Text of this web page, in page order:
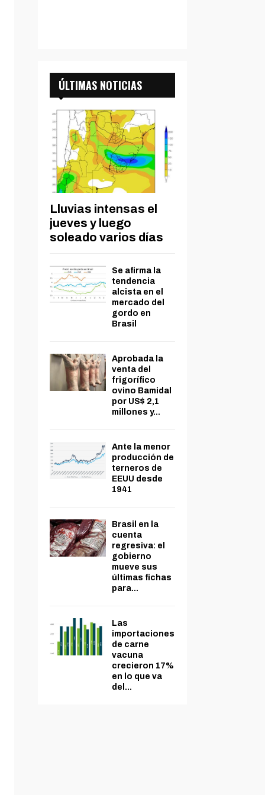
ÚLTIMAS NOTICIAS
Lluvias intensas el
jueves y luego
soleado varios días
Se afirma la
tendencia
alcista en el
mercado del
gordo en
Brasil
Aprobada la
venta del
frigorífico
ovino Bamidal
por US$ 2,1
millones y...
Ante la menor
producción de
terneros de
EEUU desde
1941
Brasil en la
cuenta
regresiva: el
gobierno
mueve sus
últimas fichas
para...
Las
importaciones
de carne
vacuna
crecieron 17%
en lo que va
del...